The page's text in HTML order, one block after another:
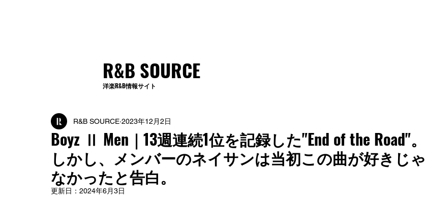
R&B SOURCE
洋楽R&B情報サイト
Boyz Ⅱ Men｜13週連続1位を記録した"End of the Road"。
しかし、メンバーのネイサンは当初この曲が好きじゃ
なかったと告白。
R&B SOURCE 2023年12月2日
更新日： 2024年6月3日